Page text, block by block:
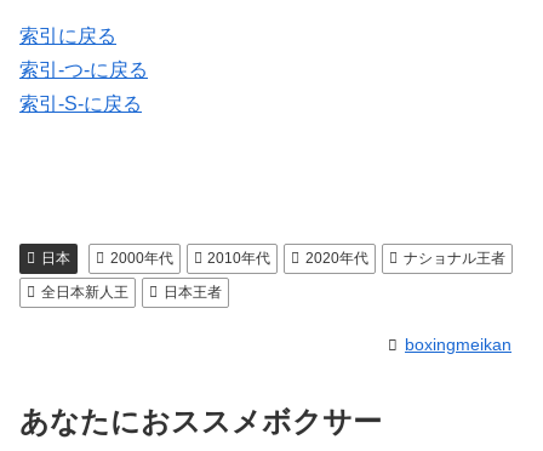
索引に戻る
索引-つ-に戻る
索引-S-に戻る
日本 2000年代 2010年代 2020年代
ナショナル王者
全日本新人王
日本王者
boxingmeikan
あなたにおススメボクサー